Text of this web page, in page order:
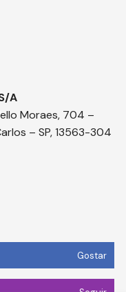
A
Moraes, 704 –
– SP, 13563-304
Gostar